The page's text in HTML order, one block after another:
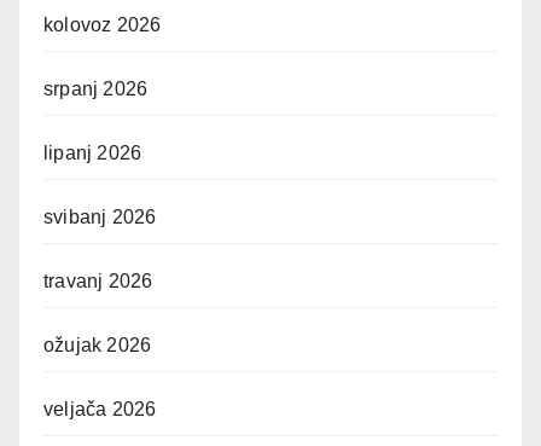
kolovoz 2026
srpanj 2026
lipanj 2026
svibanj 2026
travanj 2026
ožujak 2026
veljača 2026